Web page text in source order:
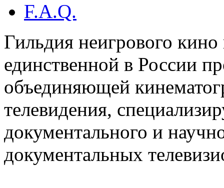
F.A.Q.
Гильдия неигрового кино
единственной в России
объединяющей
телевидения,
документального и
документальных